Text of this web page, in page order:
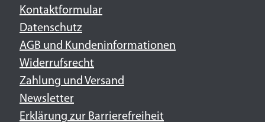
Kontaktformular
Datenschutz
AGB und Kundeninformationen
Widerrufsrecht
Zahlung und Versand
Newsletter
Erklärung zur Barrierefreiheit